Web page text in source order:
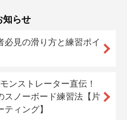
能です。
て、スキー場で滑って宿泊す
頃にスキー場に到着します。
。
早朝スキー場に到着し、当日
知らせ
必見の滑り方と練習ポイ
ンストレーター直伝！
スノーボード練習法【片
ィング】